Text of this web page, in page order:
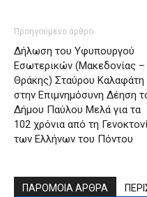
Προηγούμενο άρθρο
Δήλωση του Υφυπουργού
Εσωτερικών (Μακεδονίας –
Θράκης) Σταύρου Καλαφάτη
στην Επιμνημόσυνη Δέηση
Δήμου Παύλου Μελά για τα
102 χρόνια από τη
των Ελλήνων του Πόντου
ΠΑΡΟΜΟΙΑ ΑΡΘΡΑ